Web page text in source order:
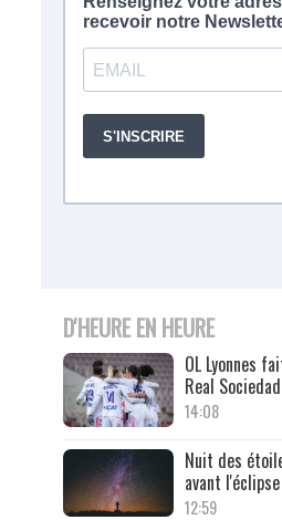
D'HEURE EN HEURE
OL Lyonnes
Real Sociedad
14:08
Nuit des
avant
12:59